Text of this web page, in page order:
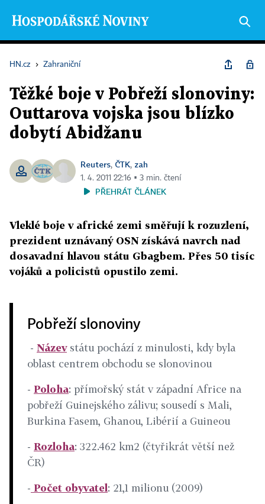
HN.cz › Zahraniční
Těžké boje v Pobřeží slonoviny:
Outtarova vojska jsou blízko
dobytí Abidžanu
Reuters, ČTK, zah
1. 4. 2011 22:16 ▪ 3 min. čtení
PŘEHRÁT ČLÁNEK
Vleklé boje v africké zemi směřují k rozuzlení,
prezident uznávaný OSN získává navrch nad
dosavadní hlavou státu Gbagbem. Přes 50 tisíc
vojáků a policistů opustilo zemi.
Pobřeží slonoviny
- Názevstátu pochází z minulosti, kdy byla
oblast centrem obchodu se slonovinou
- Poloha: přímořský stát v západní Africe na
pobřeží Guinejského zálivu; sousedí s Mali,
Burkina Fasem, Ghanou, Libérií a Guineou
- Rozloha: 322.462 km2 (čtyřikrát větší než
ČR)
- Počet obyvatel: 21,1 milionu (2009)